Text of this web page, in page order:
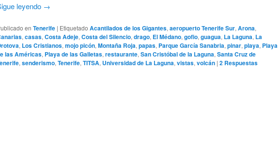
leyendo →
en Tenerife | Etiquetado Acantilados de los Gigantes, aeropuerto Tenerife Sur, Arona,
, casas, Costa Adeje, Costa del Silencio, drago, El Médano, gofio, guagua, La Laguna, La
, Los Cristianos, mojo picón, Montaña Roja, papas, Parque García Sanabria, pinar, playa, Playa
las Américas, Playa de las Galletas, restaurante, San Cristóbal de la Laguna, Santa Cruz de
, senderismo, Tenerife, TITSA, Universidad de La Laguna, vistas, volcán | 2 Respuestas